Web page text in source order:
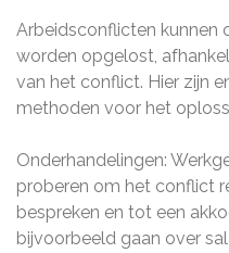
Arbeidsconflicten kunnen
worden opgelost,
van het conflict. Hier zijn
methoden voor het
Onderhandelingen:
proberen om het conflict
bespreken en tot een
bijvoorbeeld gaan over